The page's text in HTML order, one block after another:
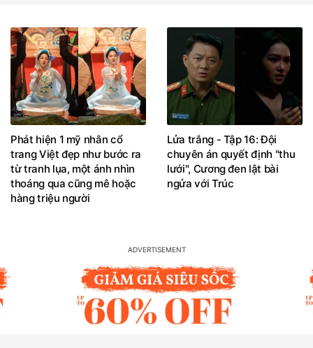
Phát hiện 1 mỹ nhân cổ
trang Việt đẹp như bước ra
từ tranh lụa, một ánh nhìn
thoáng qua cũng mê hoặc
hàng triệu người
Lửa trắng - Tập 16: Đội
chuyên án quyết định "thu
lưới", Cương đen lật bài
ngửa với Trúc